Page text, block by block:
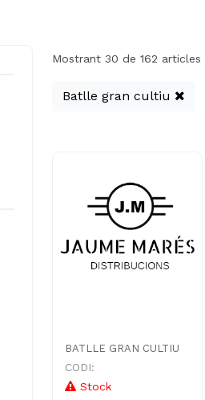
Mostrant 30 de 162 articles
Batlle gran cultiu
BATLLE GRAN CULTIU
CODI:
Stock